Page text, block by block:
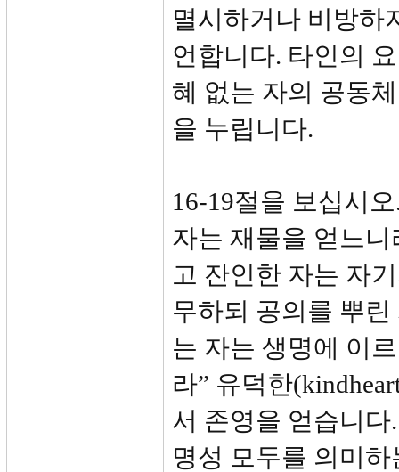
멸시하거나 비방하
언합니다. 타인의
혜 없는 자의 공동
을 누립니다.
16-19절을 보십시
자는 재물을 얻느
고 잔인한 자는 자
무하되 공의를 뿌
는 자는 생명에 이
라” 유덕한
서 존영을 얻습니다
명성 모두를 의미